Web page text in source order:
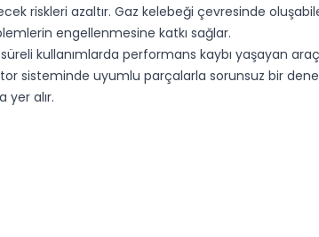
riskleri azaltır. Gaz kelebeği çevresinde
engellenmesine katkı sağlar.
kullanımlarda performans kaybı yaşayan
sisteminde uyumlu parçalarla sorunsuz bir
yer alır.